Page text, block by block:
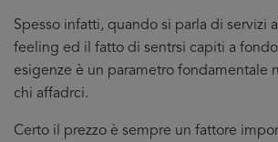
Spesso infatti, quando si parla di servizi
feeling ed il fatto di sentrsi capiti a
esigenze è un parametro fondamentale
chi affadrci.
Certo il prezzo è sempre un fattore